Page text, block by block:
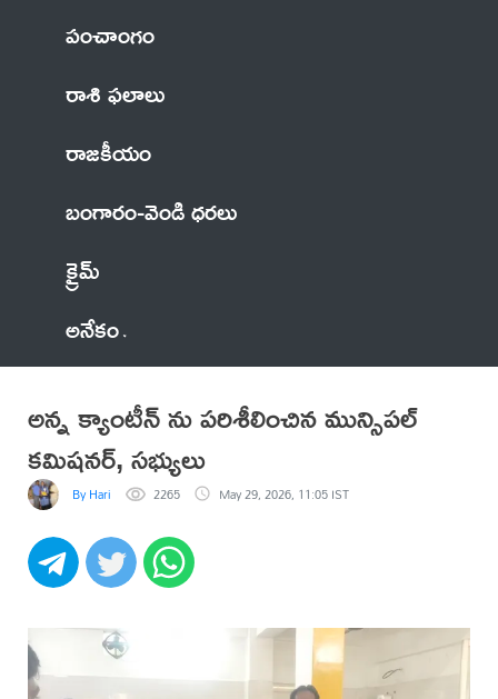
పంచాంగం
రాశి ఫలాలు
రాజకీయం
బంగారం-వెండి ధరలు
క్రైమ్
అనేకం
అన్న క్యాంటీన్ ను పరిశీలించిన మున్సిపల్
కమిషనర్, సభ్యులు
By Hari 2265 May 29, 2026, 11:05 IST